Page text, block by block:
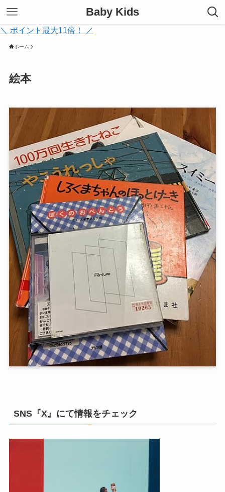
Baby Kids
＼ ポイント最大11倍！ ／
ホーム
絵本
SNS『X』にて情報をチェック